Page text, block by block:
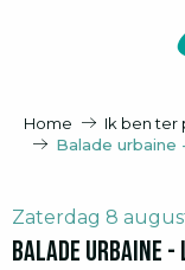
Home Ik ben ter
Balade urbaine
Zaterdag 8
Balade urbaine -